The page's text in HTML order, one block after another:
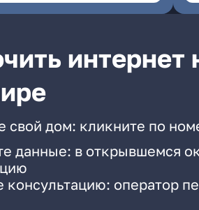
интернет
свой дом: кликните по
данные: в открывшемся
консультацию: оператор